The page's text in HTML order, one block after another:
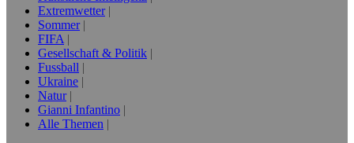
Extremwetter
Sommer
FIFA
Gesellschaft & Politik
Fussball
Ukraine
Natur
Gianni Infantino
Alle Themen